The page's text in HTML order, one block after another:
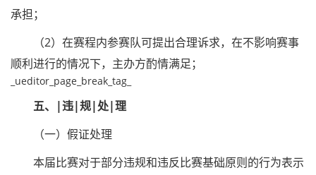
承担；
（2）在赛程内参赛队可提出合理诉求，在不影响赛事
顺利进行的情况下，主办方酌情满足；
_ueditor_page_break_tag_
五、|违|规|处|理
（一）假证处理
本届比赛对于部分违规和违反比赛基础原则的行为表示